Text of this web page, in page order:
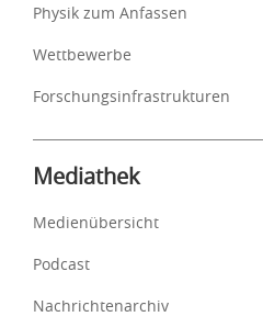
Physik zum Anfassen
Wettbewerbe
Forschungsinfrastrukturen
Mediathek
Medienübersicht
Podcast
Nachrichtenarchiv